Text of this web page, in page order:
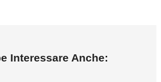
Interessare Anche: